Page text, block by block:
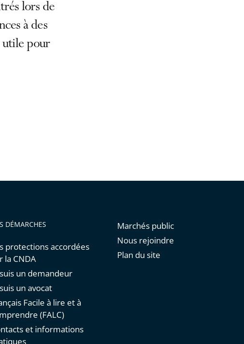
lors de
à des
utile pour
DÉMARCHES
protections accordées
la CNDA
un demandeur
un avocat
Facile à lire et à
(FALC)
et informations
Marchés public
Nous rejoindre
Plan du site